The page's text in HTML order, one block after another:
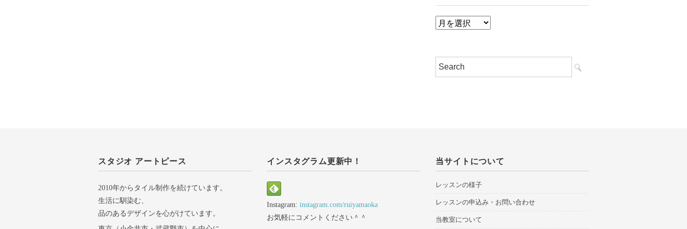
ア
イ
スタジオ アートピース
2010年からタイル制作を続けています。
生活に馴染む、
品のあるデザインを心がけています。
インスタグラム更新中！
Instagram:instagram.com/ruiyamaoka
お気軽にコメントください＾＾
当サイトについて
レッスンの様子
レッスンの申込み・お問い合わせ
当教室について